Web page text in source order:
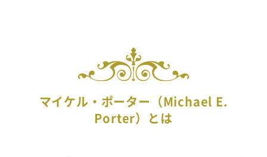
マイケル・ポーター（Michael E.
Porter）とは